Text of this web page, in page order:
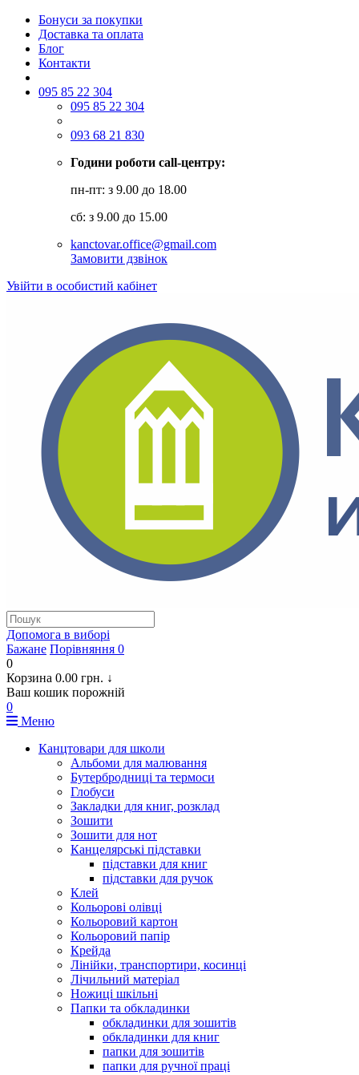
Бонуси за покупки
Доставка та оплата
Блог
Контакти
095 85 22 304
095 85 22 304
093 68 21 830
Години роботи call-центру:
пн-пт: з 9.00 до 18.00
сб: з 9.00 до 15.00
kanctovar.office@gmail.com
Замовити дзвінок
Увійти в особистий кабінет
Допомога в виборi
Бажане Порівняння 0
0
Корзина 0.00 грн. ↓
Ваш кошик порожній
0
Меню
Канцтовари для школи
Альбоми для малювання
Бутербродниці та термоси
Глобуси
Закладки для книг, розклад
Зошити
Зошити для нот
Канцелярські підставки
підставки для книг
підставки для ручок
Клей
Кольорові олівці
Кольоровий картон
Кольоровий папір
Крейда
Лінійки, транспортири, косинці
Лічильний матеріал
Ножиці шкільні
Папки та обкладинки
обкладинки для зошитів
обкладинки для книг
папки для зошитів
папки для ручної праці